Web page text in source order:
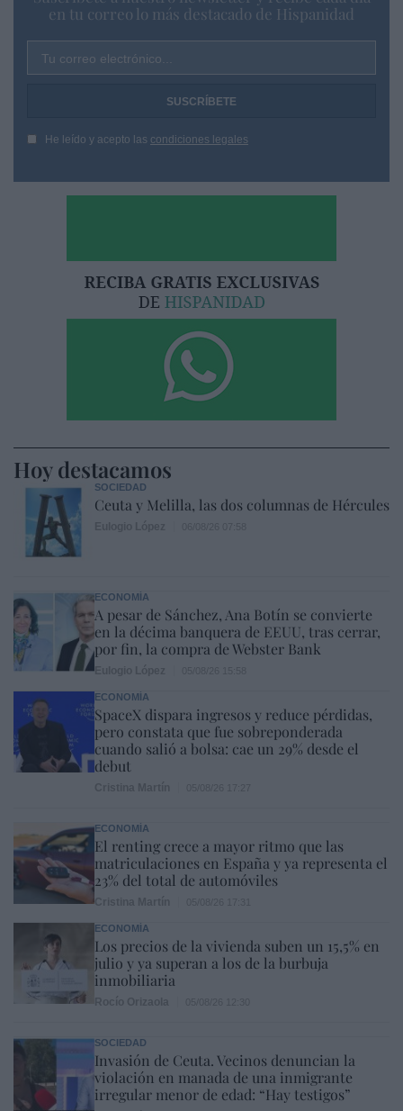
en tu correo lo más destacado de Hispanidad
Tu correo electrónico...
He leído y acepto las condiciones legales
Hoy destacamos
SOCIEDAD
Ceuta y Melilla, las dos columnas de Hércules
ECONOMÍA
A pesar de Sánchez, Ana Botín se convierte
en la décima banquera de EEUU, tras cerrar,
por fin, la compra de Webster Bank
ECONOMÍA
SpaceX dispara ingresos y reduce pérdidas,
pero constata que fue sobreponderada
cuando salió a bolsa: cae un 29% desde el
debut
ECONOMÍA
El renting crece a mayor ritmo que las
matriculaciones en España y ya representa el
23% del total de automóviles
ECONOMÍA
Los precios de la vivienda suben un 15,5% en
julio y ya superan a los de la burbuja
inmobiliaria
SOCIEDAD
Invasión de Ceuta. Vecinos denuncian la
violación en manada de una inmigrante
irregular menor de edad: “Hay testigos”